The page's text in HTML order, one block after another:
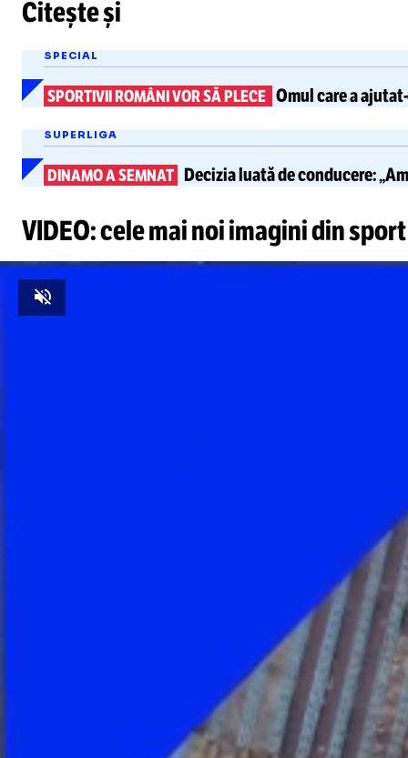
Citește și
SPECIAL
SPORTIVII ROMÂNI VOR SĂ PLECE Omul care a
SUPERLIGA
DINAMO A SEMNAT Decizia luată de conducere:
VIDEO: cele mai noi imagini din sport
Unmute